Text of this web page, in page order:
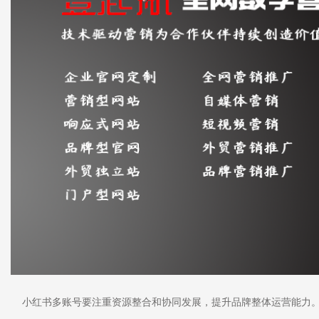
小红书多账号要注重资源整合和协同发展，提升品牌整体运营能力